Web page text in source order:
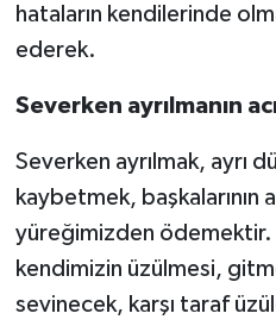
hataların kendilerinde
ederek.
Severken ayrılmanın
Severken ayrılmak, ayrı
kaybetmek, başkalarının
yüreğimizden ödemektir.
kendimizin üzülmesi,
sevinecek, karşı taraf